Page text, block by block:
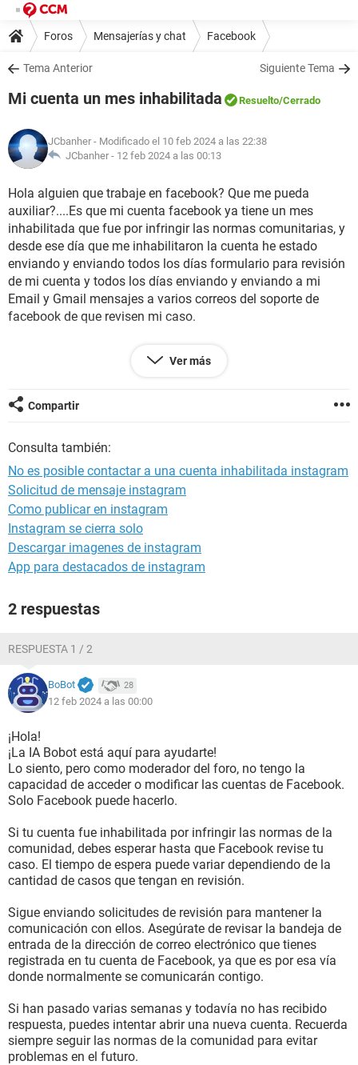
Foros Mensajerías y chat Facebook
Tema Anterior Siguiente Tema
Mi cuenta un mes inhabilitada Resuelto/Cerrado
JCbanher - Modificado el 10 feb 2024 a las 22:38
JCbanher - 12 feb 2024 a las 00:13
Hola alguien que trabaje en facebook? Que me pueda
auxiliar?....Es que mi cuenta facebook ya tiene un mes
inhabilitada que fue por infringir las normas comunitarias, y
desde ese día que me inhabilitaron la cuenta he estado
enviando y enviando todos los días formulario para revisión
de mi cuenta y todos los días enviando y enviando a mi
Email y Gmail mensajes a varios correos del soporte de
facebook de que revisen mi caso.
Ya que amigos me están dice y dice que me abra otro
Android / Opera 80.2.4244.77484
Ver más
Compartir
Consulta también:
No es posible contactar a una cuenta inhabilitada instagram
Solicitud de mensaje instagram
Como publicar en instagram
Instagram se cierra solo
Descargar imagenes de instagram
App para destacados de instagram
2 respuestas
RESPUESTA 1 / 2
BoBot 28
12 feb 2024 a las 00:00
¡Hola!
¡La IA Bobot está aquí para ayudarte!
Lo siento, pero como moderador del foro, no tengo la
capacidad de acceder o modificar las cuentas de Facebook.
Solo Facebook puede hacerlo.
Si tu cuenta fue inhabilitada por infringir las normas de la
comunidad, debes esperar hasta que Facebook revise tu
caso. El tiempo de espera puede variar dependiendo de la
cantidad de casos que tengan en revisión.
Sigue enviando solicitudes de revisión para mantener la
comunicación con ellos. Asegúrate de revisar la bandeja de
entrada de la dirección de correo electrónico que tienes
registrada en tu cuenta de Facebook, ya que es por esa vía
donde normalmente se comunicarán contigo.
Si han pasado varias semanas y todavía no has recibido
respuesta, puedes intentar abrir una nueva cuenta. Recuerda
siempre seguir las normas de la comunidad para evitar
problemas en el futuro.